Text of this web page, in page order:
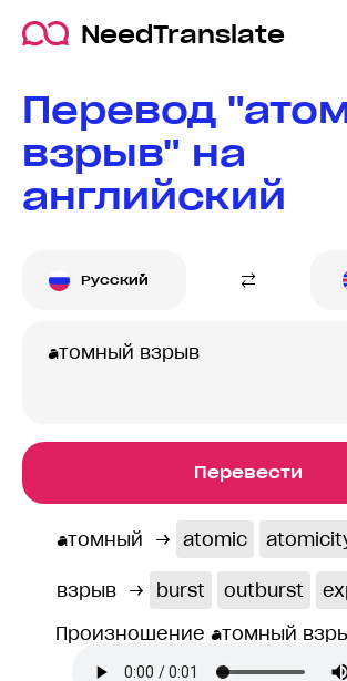
NeedTranslate
Перевод
взрыв" на
английский
Русский
Перевести
атомный → atomic
взрыв → burst outburst
Произношение атомный